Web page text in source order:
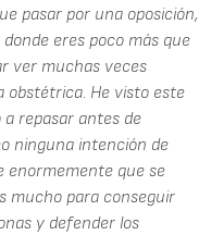
pasar por una oposición,
eres poco más que
ver muchas veces
obstétrica. He visto este
repasar antes de
ninguna intención de
enormemente que se
mucho para conseguir
y defender los